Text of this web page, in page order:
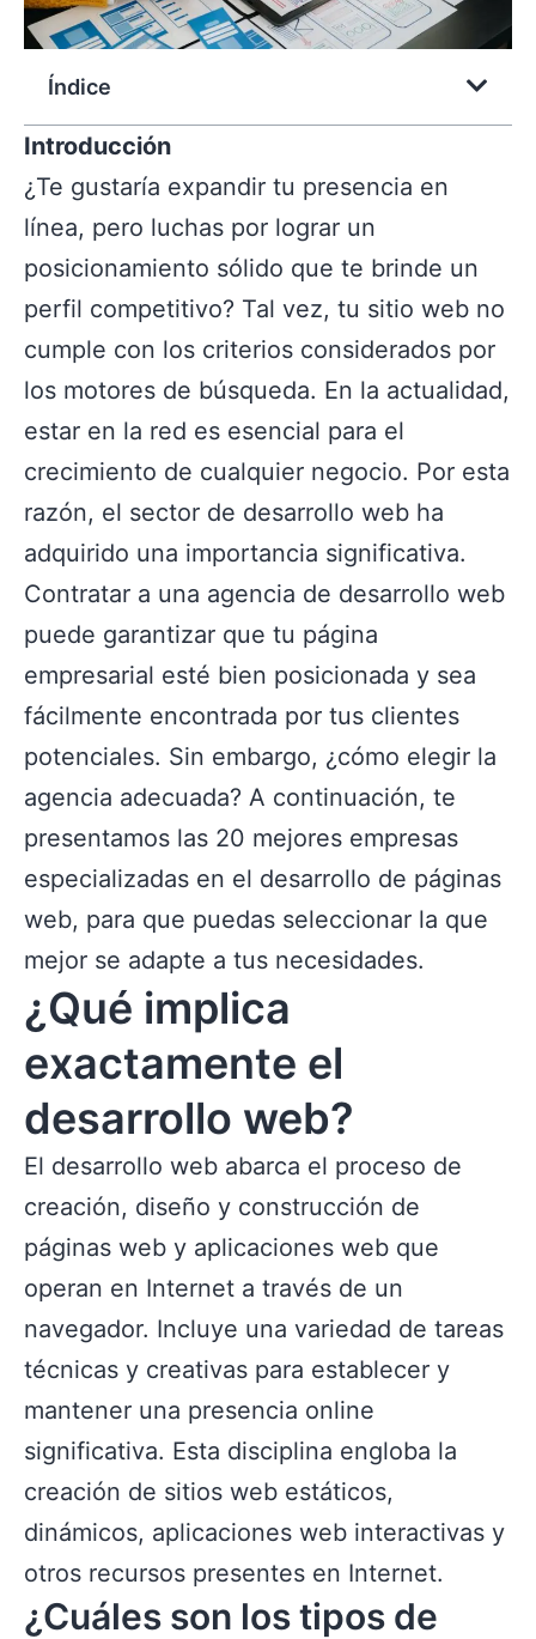
Índice
Introducción
¿Te gustaría expandir tu presencia en
línea, pero luchas por lograr un
posicionamiento sólido que te brinde un
perfil competitivo? Tal vez, tu sitio web no
cumple con los criterios considerados por
los motores de búsqueda. En la actualidad,
estar en la red es esencial para el
crecimiento de cualquier negocio. Por esta
razón, el sector de desarrollo web ha
adquirido una importancia significativa.
Contratar a una agencia de desarrollo web
puede garantizar que tu página
empresarial esté bien posicionada y sea
fácilmente encontrada por tus clientes
potenciales. Sin embargo, ¿cómo elegir la
agencia adecuada? A continuación, te
presentamos las 20 mejores empresas
especializadas en el desarrollo de páginas
web, para que puedas seleccionar la que
mejor se adapte a tus necesidades.
¿Qué implica
exactamente el
desarrollo web?
El desarrollo web abarca el proceso de
creación, diseño y construcción de
páginas web y aplicaciones web que
operan en Internet a través de un
navegador. Incluye una variedad de tareas
técnicas y creativas para establecer y
mantener una presencia online
significativa. Esta disciplina engloba la
creación de sitios web estáticos,
dinámicos, aplicaciones web interactivas y
otros recursos presentes en Internet.
¿Cuáles son los tipos de